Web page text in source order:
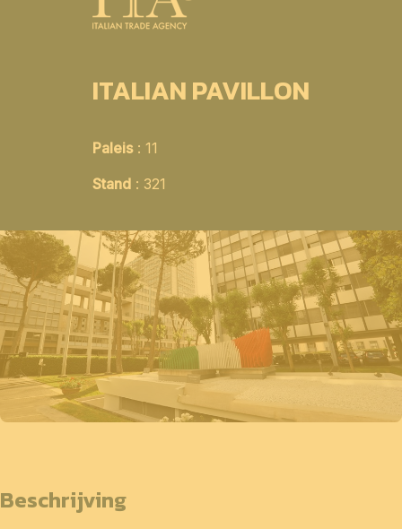
ITALIAN PAVILLON
Paleis: 11
Stand: 321
Beschrijving